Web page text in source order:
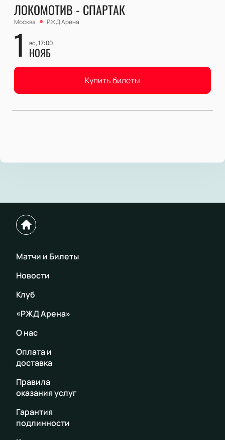
ЛОКОМОТИВ - СПАРТАК
Москва РЖД Арена
1 вс, 17:00
НОЯБ
Купить билеты
Матчи и Билеты
Новости
Клуб
«РЖД Арена»
О нас
Оплата и
доставка
Правила
оказания услуг
Гарантия
подлинности